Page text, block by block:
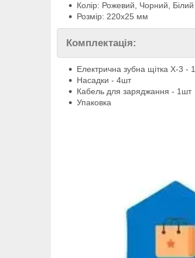
Колір: Рожевий, Чорний, Білий
Розмір: 220х25 мм
Комплектація:
Електрична зубна щітка Х-3 -
Насадки - 4шт
Кабель для заряджання - 1шт
Упаковка